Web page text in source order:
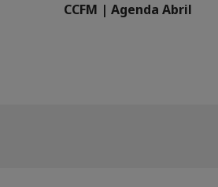
CCFM | Agenda Abril